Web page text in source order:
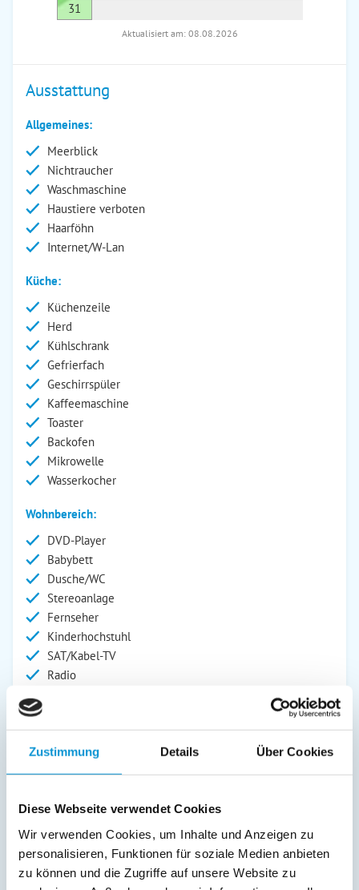
Zustimmung Details Über Cookies
Diese Webseite verwendet Cookies
Wir verwenden Cookies, um Inhalte und Anzeigen zu
personalisieren, Funktionen für soziale Medien anbieten
zu können und die Zugriffe auf unsere Website zu
31
Aktualisiert am: 08.08.2026
Ausstattung
Allgemeines:
Meerblick
Nichtraucher
Waschmaschine
Haustiere verboten
Haarföhn
Internet/W-Lan
Küche:
Küchenzeile
Herd
Kühlschrank
Gefrierfach
Geschirrspüler
Kaffeemaschine
Toaster
Backofen
Mikrowelle
Wasserkocher
Wohnbereich:
DVD-Player
Babybett
Dusche/WC
Stereoanlage
Fernseher
Kinderhochstuhl
SAT/Kabel-TV
Radio
Außenanlage:
Garten/Liegewiese
Grill
Gartenstühle
Liegen
Terrasse
Service: